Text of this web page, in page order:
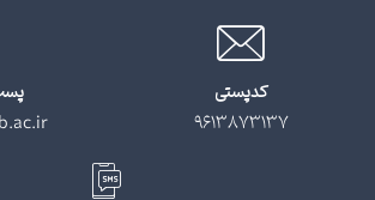
کدپستی
9613873137